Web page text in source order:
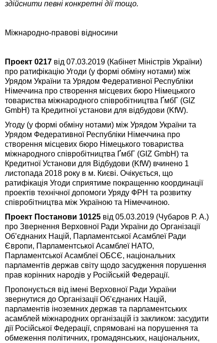
здійснити певні конкретні дії тощо.
Міжнародно-правові відносини
Проект 0217 від 07.03.2019 (Кабінет Міністрів України)
про ратифікацію Угоди (у формі обміну нотами) між
Урядом України та Урядом Федеративної Республіки
Німеччина про створення місцевих бюро Німецького
товариства міжнародного співробітництва ҐмбГ (GIZ
GmbH) та Кредитної установи для відбудови (KfW).
Угоду (у формі обміну нотами) між Урядом України та
Урядом Федеративної Республіки Німеччина про
створення місцевих бюро Німецького товариства
міжнародного співробітництва ҐмбГ (GIZ GmbH) та
Кредитної Установи для Відбудови (KfW) вчинено 1
листопада 2018 року в м. Києві. Очікується, що
ратифікація Угоди сприятиме покращенню координації
проектів технічної допомоги Уряду ФРН та розвитку
співробітництва між Україною та Німеччиною.
Проект Постанови 10125 від 05.03.2019 (Чубаров Р. А.)
про Звернення Верховної Ради України до Організації
Об’єднаних Націй, Парламентської Асамблеї Ради
Європи, Парламентської Асамблеї НАТО,
Парламентської Асамблеї ОБСЄ, національних
парламентів держав світу щодо засудження порушення
прав корінних народів у Російській Федерації.
Пропонується від імені Верховної Ради України
звернутися до Організації Об’єднаних Націй,
парламентів іноземних держав та парламентських
асамблей міжнародних організацій із закликом: засудити
дії Російської Федерації, спрямовані на порушення та
обмеження політичних, громадянських, національних,